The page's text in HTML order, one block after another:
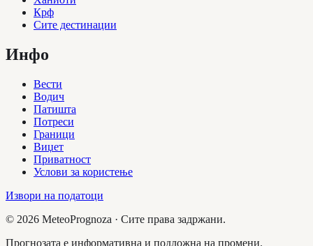
Крф
Сите дестинации
Инфо
Вести
Водич
Патишта
Потреси
Граници
Виџет
Приватност
Услови за користење
Извори на податоци
© 2026 MeteoPrognoza · Сите права задржани.
Прогнозата е информативна и подложна на промени.